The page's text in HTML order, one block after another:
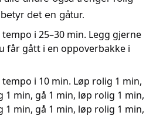
det en gåtur.
tempo i 25–30 min. Legg gjerne
får gått i en oppoverbakke i
tempo i 10 min. Løp rolig 1 min,
1 min, gå 1 min, løp rolig 1 min,
1 min, gå 1 min, løp rolig 1 min,